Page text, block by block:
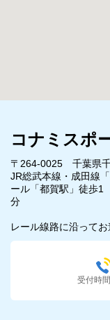
コナミスポ
〒264-0025 千葉県
JR総武本線・成田線
ール「都賀駅」徒歩1
東口ロ
レール線路に沿って
受付時